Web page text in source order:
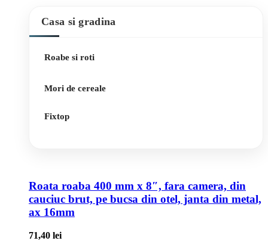
Casa si gradina
Roabe si roti
Mori de cereale
Fixtop
Roata roaba 400 mm x 8″, fara camera, din
cauciuc brut, pe bucsa din otel, janta din metal,
ax 16mm
71,40 lei